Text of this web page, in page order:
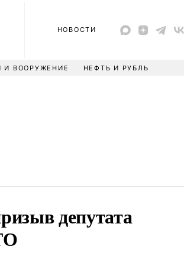
НОВОСТИ
И ВООРУЖЕНИЕ НЕФТЬ И РУБЛЬ
депутата